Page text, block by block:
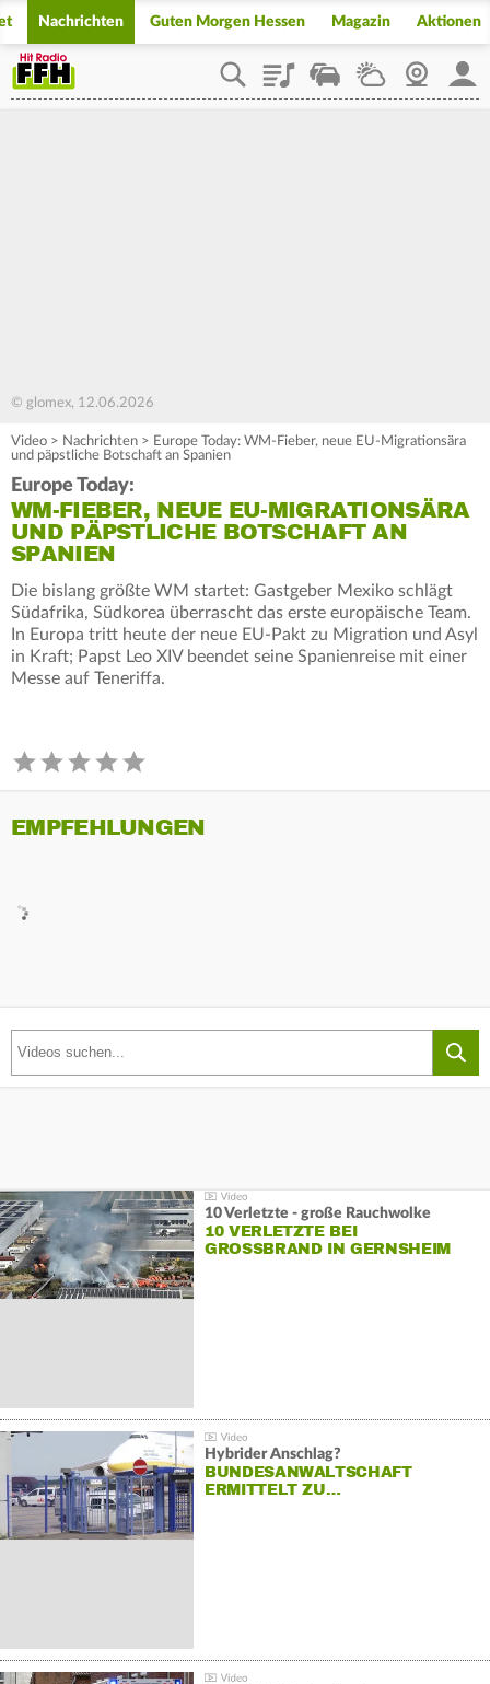
Nachrichten Guten Morgen Hessen Magazin Aktionen
PlaylistStaupilotWetterWebcam
© glomex, 12.06.2026
Video > Nachrichten > Europe Today: WM-Fieber, neue EU-Migrationsära
und päpstliche Botschaft an Spanien
Europe Today:
WM-FIEBER, NEUE EU-MIGRATIONSÄRA
UND PÄPSTLICHE BOTSCHAFT AN
SPANIEN
Die bislang größte WM startet: Gastgeber Mexiko schlägt
Südafrika, Südkorea überrascht das erste europäische Team.
In Europa tritt heute der neue EU‑Pakt zu Migration und Asyl
in Kraft; Papst Leo XIV beendet seine Spanienreise mit einer
Messe auf Teneriffa.
EMPFEHLUNGEN
10 Verletzte - große Rauchwolke
10 VERLETZTE BEI
GROSSBRAND IN GERNSHEIM
Hybrider Anschlag?
BUNDESANWALTSCHAFT
ERMITTELT ZU…